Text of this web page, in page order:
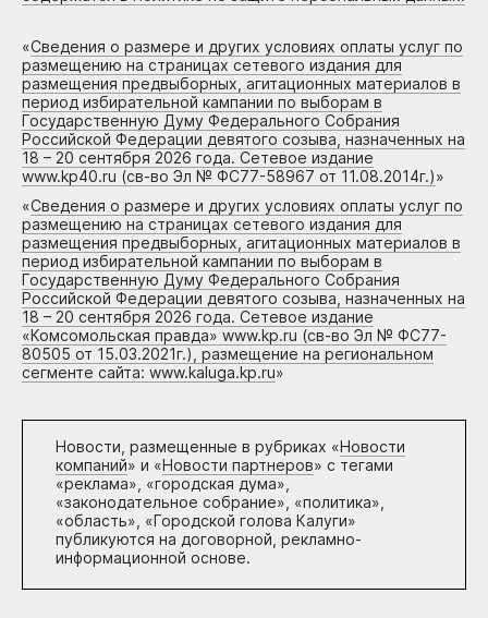
«Сведения о размере и других условиях оплаты услуг по
размещению на страницах сетевого издания для
размещения предвыборных, агитационных материалов в
период избирательной кампании по выборам в
Государственную Думу Федерального Собрания
Российской Федерации девятого созыва, назначенных на
18 – 20 сентября 2026 года. Сетевое издание
www.kp40.ru (св-во Эл № ФС77-58967 от 11.08.2014г.)»
«Сведения о размере и других условиях оплаты услуг по
размещению на страницах сетевого издания для
размещения предвыборных, агитационных материалов в
период избирательной кампании по выборам в
Государственную Думу Федерального Собрания
Российской Федерации девятого созыва, назначенных на
18 – 20 сентября 2026 года. Сетевое издание
«Комсомольская правда» www.kp.ru (св-во Эл № ФС77-
80505 от 15.03.2021г.), размещение на региональном
сегменте сайта: www.kaluga.kp.ru»
Новости, размещенные в рубриках «Новости
компаний» и «Новости партнеров» с тегами
«реклама», «городская дума»,
«законодательное собрание», «политика»,
«область», «Городской голова Калуги»
публикуются на договорной, рекламно-
информационной основе.